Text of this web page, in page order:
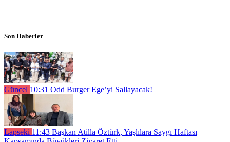
Son Haberler
Güncel 10:31 Odd Burger Ege’yi Sallayacak!
Lapseki 11:43 Başkan Atilla Öztürk, Yaşlılara Saygı Haftası